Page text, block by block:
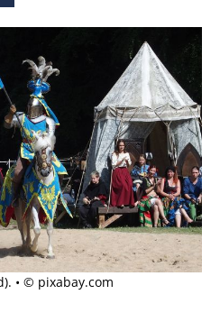
• © pixabay.com